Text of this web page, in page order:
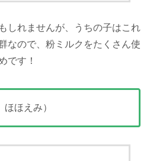
しれませんが、うちの子はこれ
なので、粉ミルクをたくさん使
です！
ほえみ）